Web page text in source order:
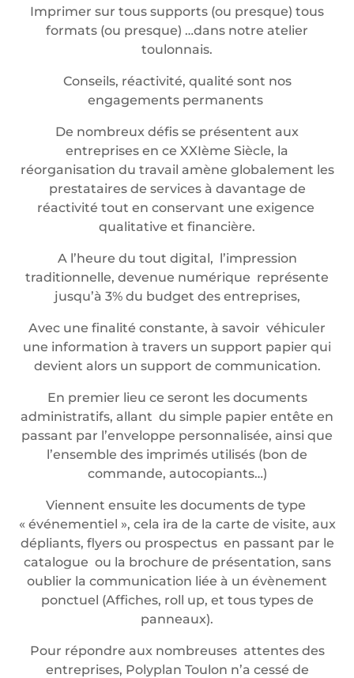
Imprimer sur tous supports (ou presque) tous
formats (ou presque) …dans notre atelier
toulonnais.
Conseils, réactivité, qualité sont nos
engagements permanents
De nombreux défis se présentent aux
entreprises en ce XXIème Siècle, la
réorganisation du travail amène globalement les
prestataires de services à davantage de
réactivité tout en conservant une exigence
qualitative et financière.
A l’heure du tout digital, l’impression
traditionnelle, devenue numérique représente
jusqu’à 3% du budget des entreprises,
Avec une finalité constante, à savoir véhiculer
une information à travers un support papier qui
devient alors un support de communication.
En premier lieu ce seront les documents
administratifs, allant du simple papier entête en
passant par l’enveloppe personnalisée, ainsi que
l’ensemble des imprimés utilisés (bon de
commande, autocopiants…)
Viennent ensuite les documents de type
« événementiel », cela ira de la carte de visite, aux
dépliants, flyers ou prospectus en passant par le
catalogue ou la brochure de présentation, sans
oublier la communication liée à un évènement
ponctuel (Affiches, roll up, et tous types de
panneaux).
Pour répondre aux nombreuses attentes des
entreprises, Polyplan Toulon n’a cessé de